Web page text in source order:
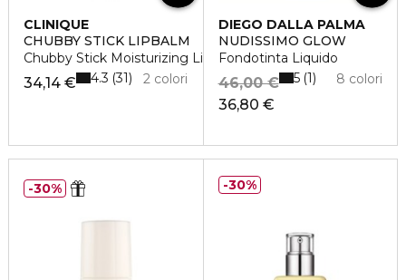
CLINIQUE
CHUBBY STICK LIPBALM
Chubby Stick Moisturizing Lip Balm
34,14 € 2 colori
4.3 31
DIEGO DALLA PALMA
NUDISSIMO GLOW
Fondotinta Liquido
36,80 €
46,00 € 8 colori
5 1
30% 30%